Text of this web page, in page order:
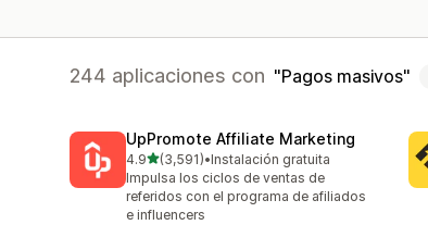
244 aplicaciones con Pagos masivos
UpPromote Affiliate Marketing
4.9de 5 estrellas
(3,591)
3591 reseñas en total
•Instalación gratuita
Impulsa los ciclos de ventas de
referidos con el programa de afiliados
e influencers